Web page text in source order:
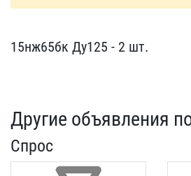
15нж65бк Ду125 - 2 шт.
Другие объявления
Спрос